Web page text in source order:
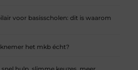
voor basisscholen: dit is waarom
het mkb écht?